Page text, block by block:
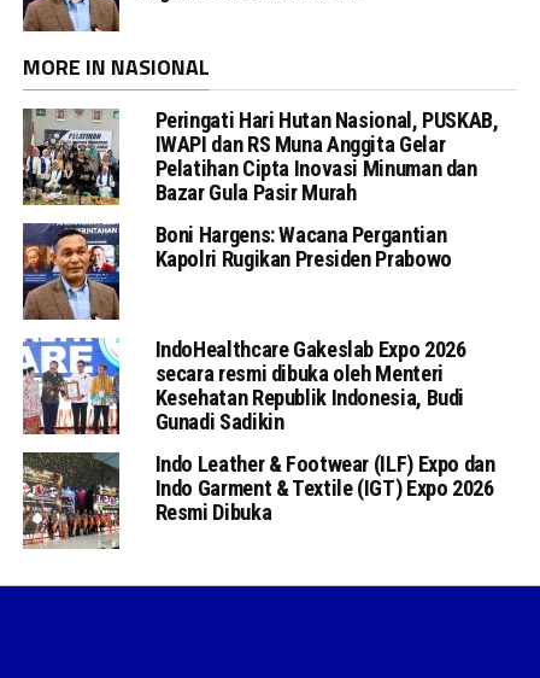
MORE IN NASIONAL
Peringati Hari Hutan Nasional, PUSKAB,
IWAPI dan RS Muna Anggita Gelar
Pelatihan Cipta Inovasi Minuman dan
Bazar Gula Pasir Murah
Boni Hargens: Wacana Pergantian
Kapolri Rugikan Presiden Prabowo
IndoHealthcare Gakeslab Expo 2026
secara resmi dibuka oleh Menteri
Kesehatan Republik Indonesia, Budi
Gunadi Sadikin
Indo Leather & Footwear (ILF) Expo dan
Indo Garment & Textile (IGT) Expo 2026
Resmi Dibuka